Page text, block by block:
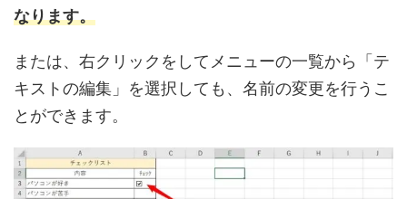
なります。
または、右クリックをしてメニューの一覧から「テ
キストの編集」を選択しても、名前の変更を行うこ
とができます。